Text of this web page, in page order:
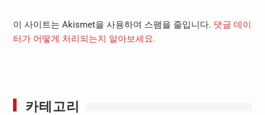
이 사이트는 Akismet을 사용하여 스팸을 줄입니다. 댓글 데이
터가 어떻게 처리되는지 알아보세요.
카테고리